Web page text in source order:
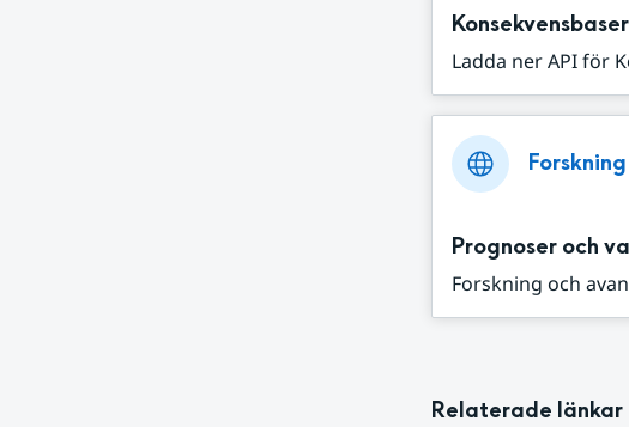
Ladda ner API för
Prognoser och
Forskning och
Relaterade länkar